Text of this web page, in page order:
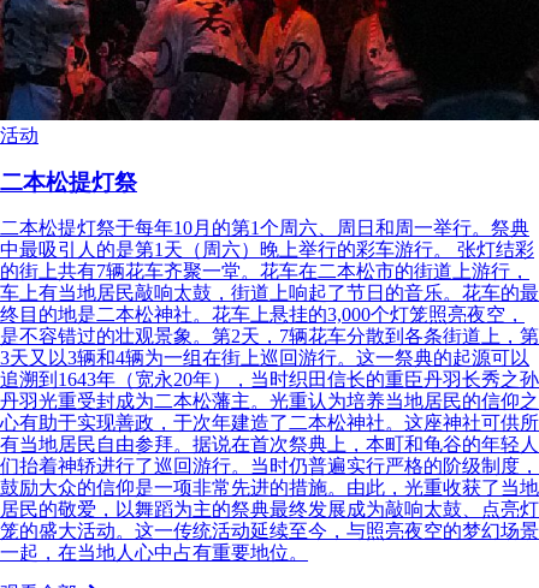
活动
二本松提灯祭
二本松提灯祭于每年10月的第1个周六、周日和周一举行。祭典
中最吸引人的是第1天（周六）晚上举行的彩车游行。 张灯结彩
的街上共有7辆花车齐聚一堂。花车在二本松市的街道上游行，
车上有当地居民敲响太鼓，街道上响起了节日的音乐。花车的最
终目的地是二本松神社。花车上悬挂的3,000个灯笼照亮夜空，
是不容错过的壮观景象。第2天，7辆花车分散到各条街道上，第
3天又以3辆和4辆为一组在街上巡回游行。这一祭典的起源可以
追溯到1643年（宽永20年），当时织田信长的重臣丹羽长秀之孙
丹羽光重受封成为二本松藩主。光重认为培养当地居民的信仰之
心有助于实现善政，于次年建造了二本松神社。这座神社可供所
有当地居民自由参拜。据说在首次祭典上，本町和龟谷的年轻人
们抬着神轿进行了巡回游行。当时仍普遍实行严格的阶级制度，
鼓励大众的信仰是一项非常先进的措施。由此，光重收获了当地
居民的敬爱，以舞蹈为主的祭典最终发展成为敲响太鼓、点亮灯
笼的盛大活动。这一传统活动延续至今，与照亮夜空的梦幻场景
一起，在当地人心中占有重要地位。